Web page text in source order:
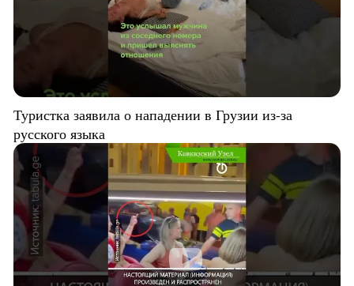
Туристка заявила о нападении в Грузии из-за
русского языка